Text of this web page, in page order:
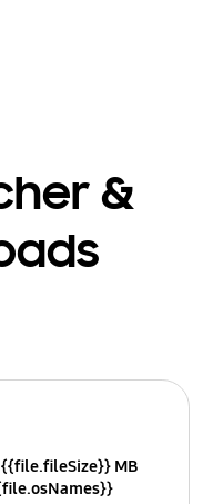
&
{{file.fileSize}} MB